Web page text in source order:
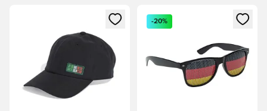
Åbner en Modal til at logge ind eller tilmelde dig som
Åbner en Modal til at logge
-20%